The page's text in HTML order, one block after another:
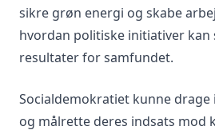
sikre grøn energi og skabe
hvordan politiske initiativer kan
resultater for samfundet.
Socialdemokratiet kunne
og målrette deres indsats mod